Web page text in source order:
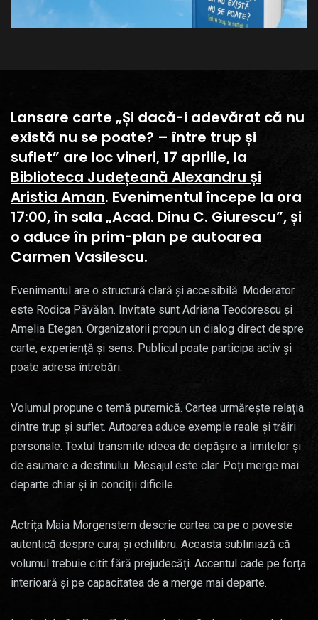
Lansare carte „Și dacă-i adevărat că nu
există nu se poate? – între trup și
suflet” are loc vineri, 17 aprilie, la
Biblioteca Județeană Alexandru și
Aristia Aman. Evenimentul începe la ora
17:00, în sala „Acad. Dinu C. Giurescu”, și
o aduce în prim-plan pe autoarea
Carmen Vasilescu.
Evenimentul are o structură clară și accesibilă. Moderator
este Rodica Păvălan. Invitate sunt Adriana Teodorescu și
Amelia Etegan. Organizatorii propun un dialog direct despre
carte, experiență și sens. Publicul poate participa activ și
poate adresa întrebări.
Volumul propune o temă puternică. Cartea urmărește relația
dintre trup și suflet. Autoarea aduce exemple reale și trăiri
personale. Textul transmite ideea de depășire a limitelor și
de asumare a destinului. Mesajul este clar. Poți merge mai
departe chiar și în condiții dificile.
Actrița Maia Morgenstern descrie cartea ca pe o poveste
autentică despre curaj și echilibru. Aceasta subliniază că
volumul trebuie citit fără prejudecăți. Accentul cade pe forța
interioară și pe capacitatea de a merge mai departe.